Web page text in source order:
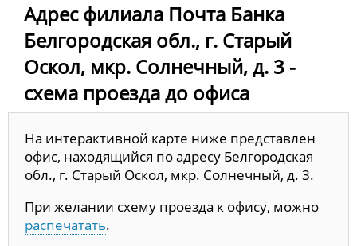
Адрес филиала Почта Банка
Белгородская обл., г. Старый
Оскол, мкр. Солнечный, д. 3 -
схема проезда до офиса
На интерактивной карте ниже представлен
офис, находящийся по адресу Белгородская
обл., г. Старый Оскол, мкр. Солнечный, д. 3.
При желании схему проезда к офису, можно
распечатать.